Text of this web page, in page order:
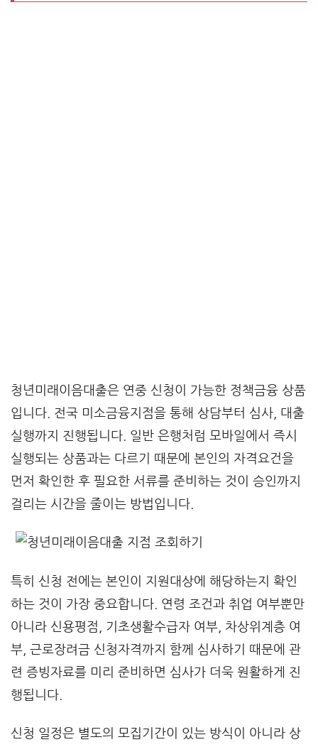
청년미래이음대출은 연중 신청이 가능한 정책금융 상품
입니다. 전국 미소금융지점을 통해 상담부터 심사, 대출
실행까지 진행됩니다. 일반 은행처럼 모바일에서 즉시
실행되는 상품과는 다르기 때문에 본인의 자격요건을
먼저 확인한 후 필요한 서류를 준비하는 것이 승인까지
걸리는 시간을 줄이는 방법입니다.
특히 신청 전에는 본인이 지원대상에 해당하는지 확인
하는 것이 가장 중요합니다. 연령 조건과 취업 여부뿐만
아니라 신용평점, 기초생활수급자 여부, 차상위계층 여
부, 근로장려금 신청자격까지 함께 심사하기 때문에 관
련 증빙자료를 미리 준비하면 심사가 더욱 원활하게 진
행됩니다.
신청 일정은 별도의 모집기간이 있는 방식이 아니라 상